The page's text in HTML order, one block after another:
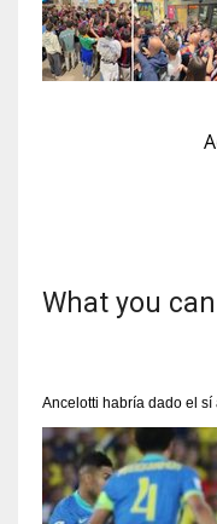
What you
Ancelotti habría dado el